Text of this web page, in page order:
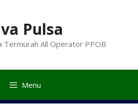
Pulsa
Termurah All Operator PPOB
Menu